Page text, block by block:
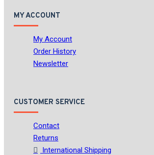
MY ACCOUNT
My Account
Order History
Newsletter
CUSTOMER SERVICE
Contact
Returns
International Shipping